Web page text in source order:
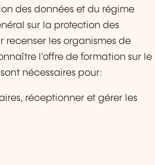
des données et du régime
sur la protection des
recenser les organismes de
l’offre de formation sur le
nécessaires pour:
réceptionner et gérer les